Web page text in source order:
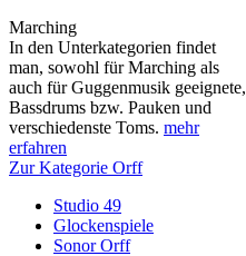
Marching
In den Unterkategorien findet
man, sowohl für Marching als
auch für Guggenmusik geeignete,
Bassdrums bzw. Pauken und
verschiedenste Toms. mehr
erfahren
Zur Kategorie Orff
Studio 49
Glockenspiele
Sonor Orff